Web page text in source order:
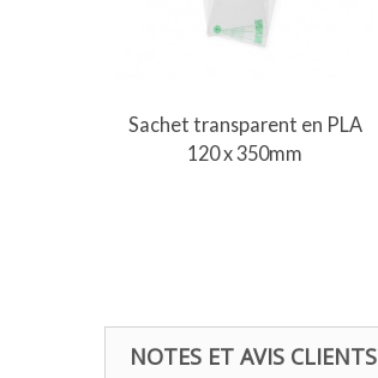
Sachet transparent en PLA
120 x 350mm
NOTES ET AVIS CLIENTS